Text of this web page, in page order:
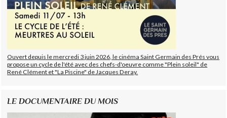
Ouvert depuis le mercredi 3 juin 2026, le cinéma Saint Germain des Prés vous
propose un cycle de l'été avec des chefs-d'oeuvre comme "Plein soleil" de
René Clément et "La Piscine" de Jacques Deray.
LE DOCUMENTAIRE DU MOIS